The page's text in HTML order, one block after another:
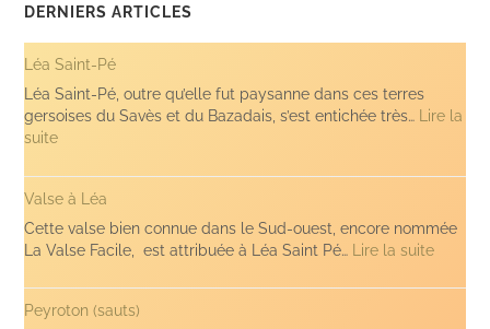
DERNIERS ARTICLES
Léa Saint-Pé
Léa Saint-Pé, outre qu’elle fut paysanne dans ces terres
gersoises du Savès et du Bazadais, s’est entichée très… Lire la
suite:
Saint-
Pé
Valse à Léa
Cette valse bien connue dans le Sud-ouest, encore nommée
La Valse Facile, est attribuée à Léa Saint Pé… Lire la suite:
à
Peyroton (sauts)